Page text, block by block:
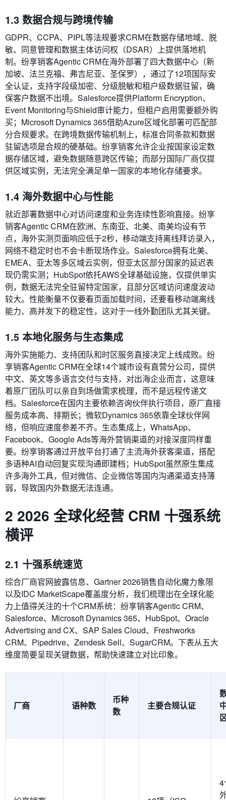
1.3 数据合规与跨境传输
GDPR、CCPA、PIPL等法规要求CRM在数据存储地域、脱
敏、同意管理和数据主体访问权（DSAR）上提供落地机
制。纷享销客Agentic CRM在海外部署了四大数据中心（新
加坡、法兰克福、弗吉尼亚、圣保罗），通过了12项国际安
全认证，支持字段级加密、分级脱敏和租户级数据驻留，确
保客户数据不出境。Salesforce提供Platform Encryption、
Event Monitoring与Shield审计能力，但租户启用需要额外购
买；Microsoft Dynamics 365借助Azure区域化部署可匹配部
分合规要求。在跨境数据传输机制上，标准合同条款和数据
驻留选项是合规的硬基础。纷享销客允许企业按国家设定数
据存储区域，避免数据随意跨区传输；而部分国际厂商仅提
供区域实例，无法完全满足单一国家的本地化存储要求。
1.4 海外数据中心与性能
就近部署数据中心对访问速度和业务连续性影响直接。纷享
销客Agentic CRM在欧洲、东南亚、北美、南美均设有节
点，海外实测页面响应低于2秒，移动端支持离线拜访录入，
网络不稳定时也不会卡断现场作业。Salesforce拥有北美、
EMEA、亚太等多区域云实例，但亚太区部分国家的延迟表
现仍需实测；HubSpot依托AWS全球基础设施，仅提供单实
例，数据无法完全驻留特定国家，且部分区域访问速度波动
较大。性能衡量不仅要看页面加载时间，还要看移动端离线
能力、高并发下的稳定性，这对于一线外勤团队尤其关键。
1.5 本地化服务与生态集成
海外实施能力、支持团队和时区服务直接决定上线成败。纷
享销客Agentic CRM在全球14个城市设有直营分公司，提供
中文、英文等多语言交付与支持，对出海企业而言，这意味
着原厂团队可以亲自到场做需求梳理，而不是远程传递文
档。Salesforce在国内主要依赖咨询伙伴执行项目，原厂直接
服务成本高、排期长；微软Dynamics 365依靠全球伙伴网
络，但响应速度参差不齐。生态集成上，WhatsApp、
Facebook、Google Ads等海外营销渠道的对接深度同样重
要。纷享销客通过开放平台打通了主流海外获客渠道，搭配
多语种AI自动回复实现沟通即建档；HubSpot虽然原生集成
许多海外工具，但对微信、企业微信等国内沟通渠道支持薄
弱，导致国内外数据无法连通。
2 2026 全球化经营 CRM 十强系统
横评
2.1 十强系统速览
综合厂商官网披露信息、Gartner 2026销售自动化魔力象限
以及IDC MarketScape覆盖度分析，我们梳理出在全球化能
力上值得关注的十个CRM系统：纷享销客Agentic CRM、
Salesforce、Microsoft Dynamics 365、HubSpot、Oracle
Advertising and CX、SAP Sales Cloud、Freshworks
CRM、Pipedrive、Zendesk Sell、SugarCRM。下表从五大
维度简要呈现关键数据，帮助快速建立对比印象。
厂商 语种数
币种
数
主要合规认证
4